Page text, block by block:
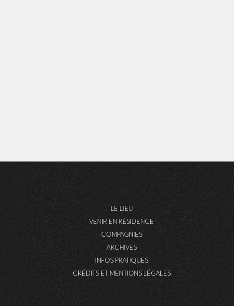
LE LIEU
VENIR EN RÉSIDENCE
COMPAGNIES
ARCHIVES
INFOS PRATIQUES
CRÉDITS ET MENTIONS LÉGALES